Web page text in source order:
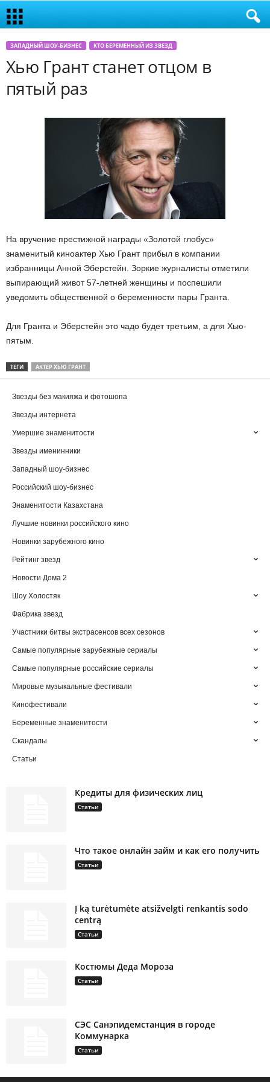
ЗАПАДНЫЙ ШОУ-БИЗНЕС КТО БЕРЕМЕННЫЙ ИЗ ЗВЕЗД
Хью Грант станет отцом в
пятый раз
На вручение престижной награды «Золотой глобус»
знаменитый киноактер Хью Грант прибыл в компании
избранницы Анной Эберстейн. Зоркие журналисты отметили
выпирающий живот 57-летней женщины и поспешили
уведомить общественной о беременности пары Гранта.
Для Гранта и Эберстейн это чадо будет третьим, а для Хью-
пятым.
ТЕГИ АКТЕР ХЬЮ ГРАНТ
Звезды без макияжа и фотошопа
Звезды интернета
Умершие знаменитости
Звезды именинники
Западный шоу-бизнес
Российский шоу-бизнес
Знаменитости Казахстана
Лучшие новинки российского кино
Новинки зарубежного кино
Рейтинг звезд
Новости Дома 2
Шоу Холостяк
Фабрика звезд
Участники битвы экстрасенсов всех сезонов
Самые популярные зарубежные сериалы
Самые популярные российские сериалы
Мировые музыкальные фестивали
Кинофестивали
Беременные знаменитости
Скандалы
Статьи
Кредиты для физических лиц
Статьи
Что такое онлайн займ и как его получить
Статьи
Į ką turėtumėte atsižvelgti renkantis sodo
centrą
Статьи
Костюмы Деда Мороза
Статьи
СЭС Санэпидемстанция в городе
Коммунарка
Статьи